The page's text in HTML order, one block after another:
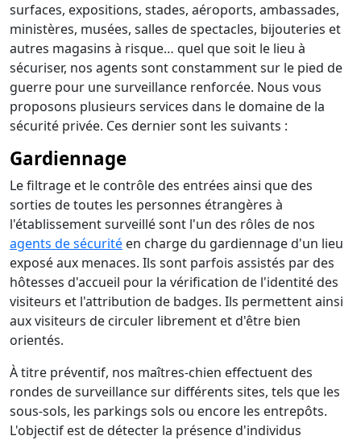
surfaces, expositions, stades, aéroports, ambassades,
ministères, musées, salles de spectacles, bijouteries et
autres magasins à risque… quel que soit le lieu à
sécuriser, nos agents sont constamment sur le pied de
guerre pour une surveillance renforcée. Nous vous
proposons plusieurs services dans le domaine de la
sécurité privée. Ces dernier sont les suivants :
Gardiennage
Le filtrage et le contrôle des entrées ainsi que des
sorties de toutes les personnes étrangères à
l'établissement surveillé sont l'un des rôles de nos
agents de sécurité en charge du gardiennage d'un lieu
exposé aux menaces. Ils sont parfois assistés par des
hôtesses d'accueil pour la vérification de l'identité des
visiteurs et l'attribution de badges. Ils permettent ainsi
aux visiteurs de circuler librement et d'être bien
orientés.
À titre préventif, nos maîtres-chien effectuent des
rondes de surveillance sur différents sites, tels que les
sous-sols, les parkings sols ou encore les entrepôts.
L'objectif est de détecter la présence d'individus